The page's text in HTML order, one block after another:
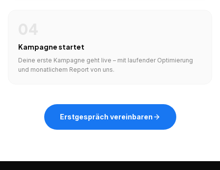
Kampagne startet
Deine erste Kampagne geht live – mit laufender Optimierung
und monatlichem Report von uns.
Erstgespräch vereinbaren